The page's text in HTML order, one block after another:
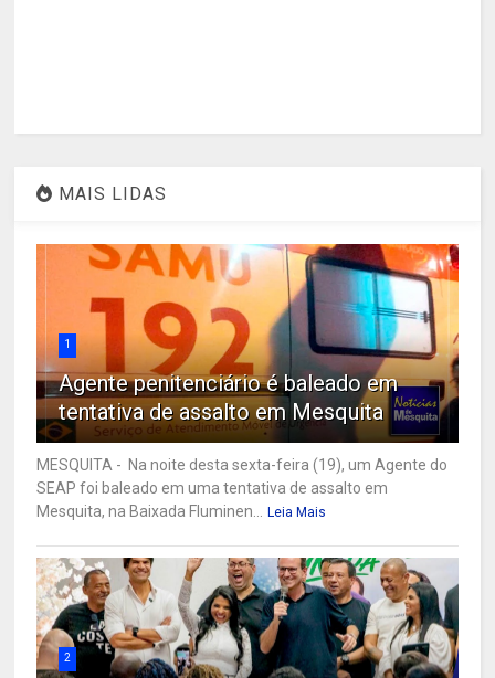
MAIS LIDAS
1
Agente penitenciário é baleado em
tentativa de assalto em Mesquita
MESQUITA - Na noite desta sexta-feira (19), um Agente do
SEAP foi baleado em uma tentativa de assalto em
Mesquita, na Baixada Fluminen...
Leia Mais
2